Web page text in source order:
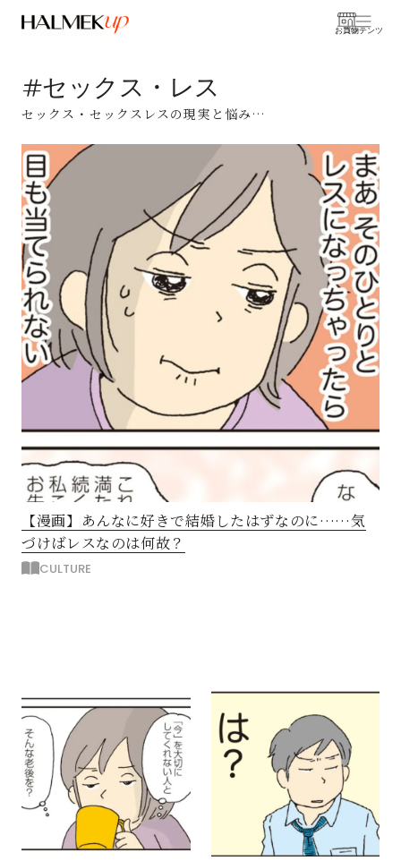
お買物
コンテンツ
#セックス・レス
セックス・セックスレスの現実と悩み…
【漫画】あんなに好きで結婚したはずなのに……気
づけばレスなのは何故？
CULTURE